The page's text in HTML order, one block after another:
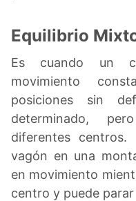
Equilibrio
Es cuando un
movimiento
posiciones sin
determinado,
diferentes
vagón en una
en movimiento
centro y puede